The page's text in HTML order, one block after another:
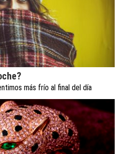
más frío al final del día